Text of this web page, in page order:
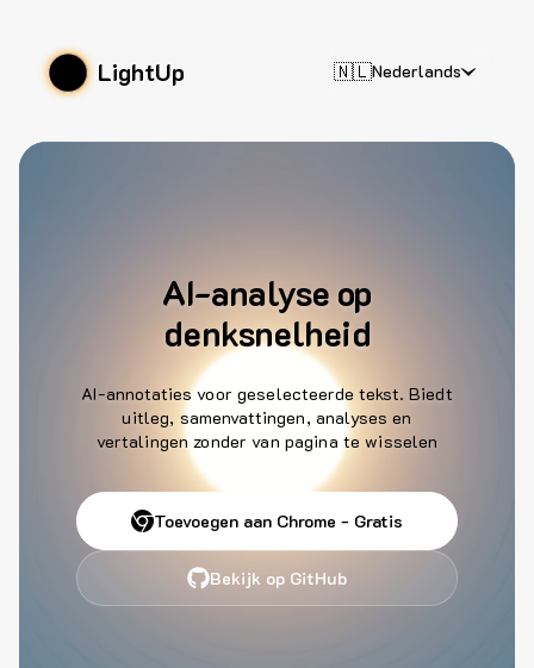
LightUp 🇳🇱Nederlands
AI-analyse op
denksnelheid
AI-annotaties voor geselecteerde tekst. Biedt
uitleg, samenvattingen, analyses en
vertalingen zonder van pagina te wisselen
Toevoegen aan Chrome - Gratis
Bekijk op GitHub